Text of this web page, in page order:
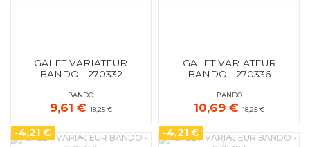
GALET VARIATEUR
BANDO - 270332
BANDO
9,61 € 18,25 €
GALET VARIATEUR
BANDO - 270336
BANDO
10,69 €18,25 €
-4,21 € -4,21 €